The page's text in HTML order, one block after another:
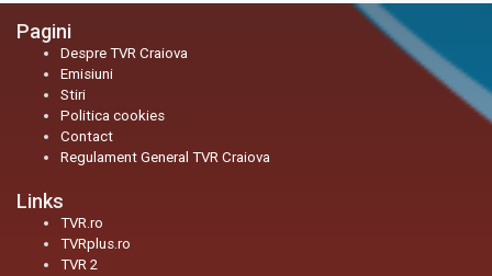
Pagini
Despre TVR Craiova
Emisiuni
Stiri
Politica cookies
Contact
Regulament General TVR Craiova
Links
TVR.ro
TVRplus.ro
TVR 2